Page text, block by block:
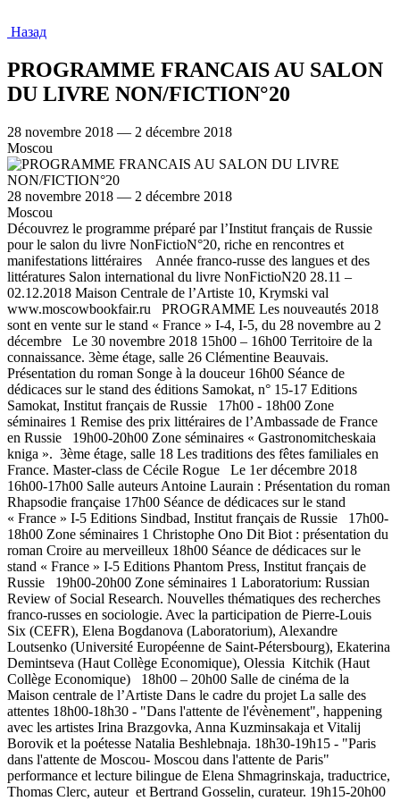
Назад
PROGRAMME FRANCAIS AU SALON
DU LIVRE NON/FICTION°20
28 novembre 2018 — 2 décembre 2018
Moscou
28 novembre 2018 — 2 décembre 2018
Moscou
Découvrez le programme préparé par l’Institut français de Russie
pour le salon du livre NonFictioN°20, riche en rencontres et
manifestations littéraires Année franco-russe des langues et des
littératures Salon international du livre NonFictioN20 28.11 –
02.12.2018 Maison Centrale de l’Artiste 10, Krymski val
www.moscowbookfair.ru PROGRAMME Les nouveautés 2018
sont en vente sur le stand « France » I-4, I-5, du 28 novembre au 2
décembre Le 30 novembre 2018 15h00 – 16h00 Territoire de la
connaissance. 3ème étage, salle 26 Clémentine Beauvais.
Présentation du roman Songe à la douceur 16h00 Séance de
dédicaces sur le stand des éditions Samokat, n° 15-17 Editions
Samokat, Institut français de Russie 17h00 - 18h00 Zone
séminaires 1 Remise des prix littéraires de l’Ambassade de France
en Russie 19h00-20h00 Zone séminaires « Gastronomitcheskaia
kniga ». 3ème étage, salle 18 Les traditions des fêtes familiales en
France. Master-class de Cécile Rogue Le 1er décembre 2018
16h00-17h00 Salle auteurs Antoine Laurain : Présentation du roman
Rhapsodie française 17h00 Séance de dédicaces sur le stand
« France » I-5 Editions Sindbad, Institut français de Russie 17h00-
18h00 Zone séminaires 1 Christophe Ono Dit Biot : présentation du
roman Croire au merveilleux 18h00 Séance de dédicaces sur le
stand « France » I-5 Editions Phantom Press, Institut français de
Russie 19h00-20h00 Zone séminaires 1 Laboratorium: Russian
Review of Social Research. Nouvelles thématiques des recherches
franco-russes en sociologie. Aveс la participation de Pierre-Louis
Six (CEFR), Elena Bogdanova (Laboratorium), Alexandre
Loutsenko (Université Européenne de Saint-Pétersbourg), Ekaterina
Demintseva (Haut Collège Economique), Olessia Kitchik (Haut
Collège Economique) 18h00 – 20h00 Salle de cinéma de la
Maison centrale de l’Artiste Dans le cadre du projet La salle des
attentes 18h00-18h30 - "Dans l'attente de l'évènement", happening
avec les artistes Irina Brazgovka, Anna Kuzminsakaja et Vitalij
Borovik et la poétesse Natalia Beshlebnaja. 18h30-19h15 - "Paris
dans l'attente de Moscou- Moscou dans l'attente de Paris"
performance et lecture bilingue de Elena Shmagrinskaja, traductrice,
Thomas Clerc, auteur et Bertrand Gosselin, curateur. 19h15-20h00